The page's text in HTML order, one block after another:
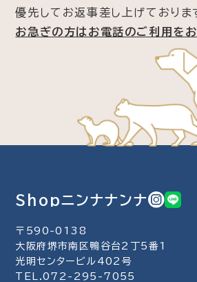
優先してお返事差し上げておりま
お急ぎの方はお電話のご利用をお
Shopニンナナンナ
〒590-0138
大阪府堺市南区鴨谷台2丁5番1
光明センタービル402号
TEL.072-295-7055